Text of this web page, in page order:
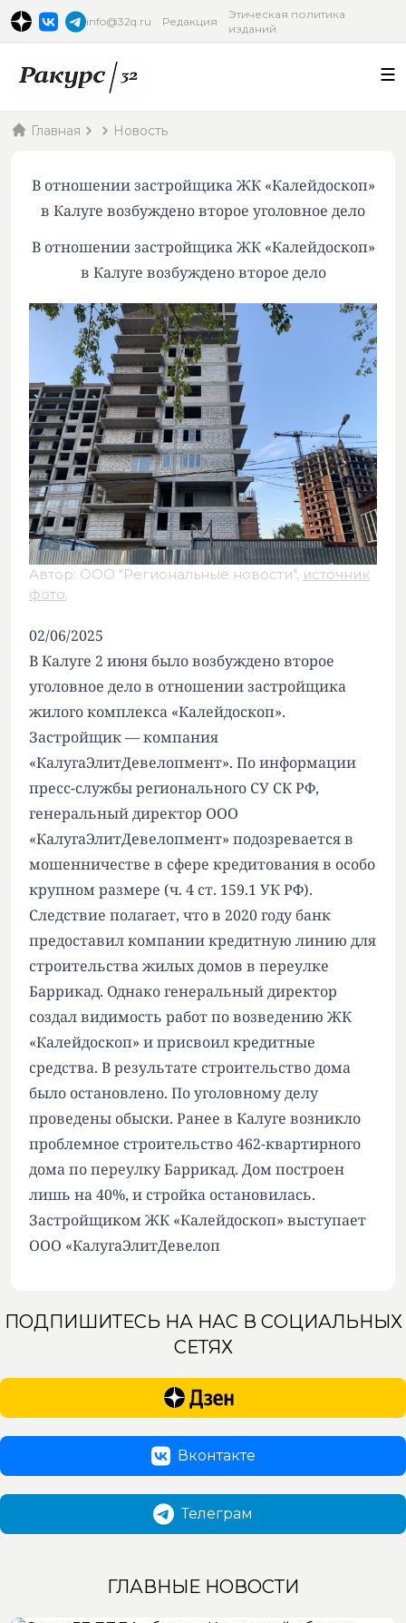
info@32q.ru Редакция
Этическая политика
изданий
Главная Новость
В отношении застройщика ЖК «Калейдоскоп»
в Калуге возбуждено второе уголовное дело
В отношении застройщика ЖК «Калейдоскоп»
в Калуге возбуждено второе дело
Автор: ООО "Региональные новости", источник
фото.
02/06/2025
В Калуге 2 июня было возбуждено второе
уголовное дело в отношении застройщика
жилого комплекса «Калейдоскоп».
Застройщик — компания
«КалугаЭлитДевелопмент». По информации
пресс-службы регионального СУ СК РФ,
генеральный директор ООО
«КалугаЭлитДевелопмент» подозревается в
мошенничестве в сфере кредитования в особо
крупном размере (ч. 4 ст. 159.1 УК РФ).
Следствие полагает, что в 2020 году банк
предоставил компании кредитную линию для
строительства жилых домов в переулке
Баррикад. Однако генеральный директор
создал видимость работ по возведению ЖК
«Калейдоскоп» и присвоил кредитные
средства. В результате строительство дома
было остановлено. По уголовному делу
проведены обыски. Ранее в Калуге возникло
проблемное строительство 462-квартирного
дома по переулку Баррикад. Дом построен
лишь на 40%, и стройка остановилась.
Застройщиком ЖК «Калейдоскоп» выступает
ООО «КалугаЭлитДевелоп
ПОДПИШИТЕСЬ НА НАС В СОЦИАЛЬНЫХ
СЕТЯХ
Вконтакте
Телеграм
ГЛАВНЫЕ НОВОСТИ